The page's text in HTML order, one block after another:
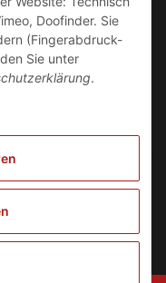
ZAHLUNGSARTEN
VERSANDARTEN
Doofinder. Sie
(Fingerabdruck-
Sie unter
.